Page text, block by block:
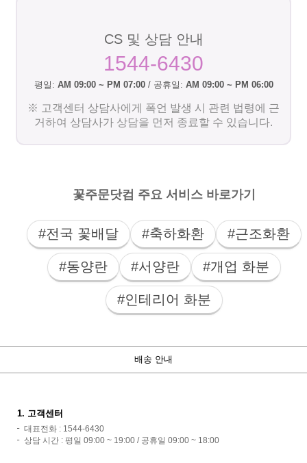
CS 및 상담 안내
1544-6430
평일: AM 09:00 ~ PM 07:00 / 공휴일: AM 09:00 ~ PM 06:00
※ 고객센터 상담사에게 폭언 발생 시 관련 법령에 근
거하여 상담사가 상담을 먼저 종료할 수 있습니다.
꽃주문닷컴 주요 서비스 바로가기
#전국 꽃배달 #축하화환 #근조화환
#동양란 #서양란 #개업 화분
#인테리어 화분
배송 안내
1. 고객센터
대표전화 : 1544-6430
상담 시간 : 평일 09:00 ~ 19:00 / 공휴일 09:00 ~ 18:00